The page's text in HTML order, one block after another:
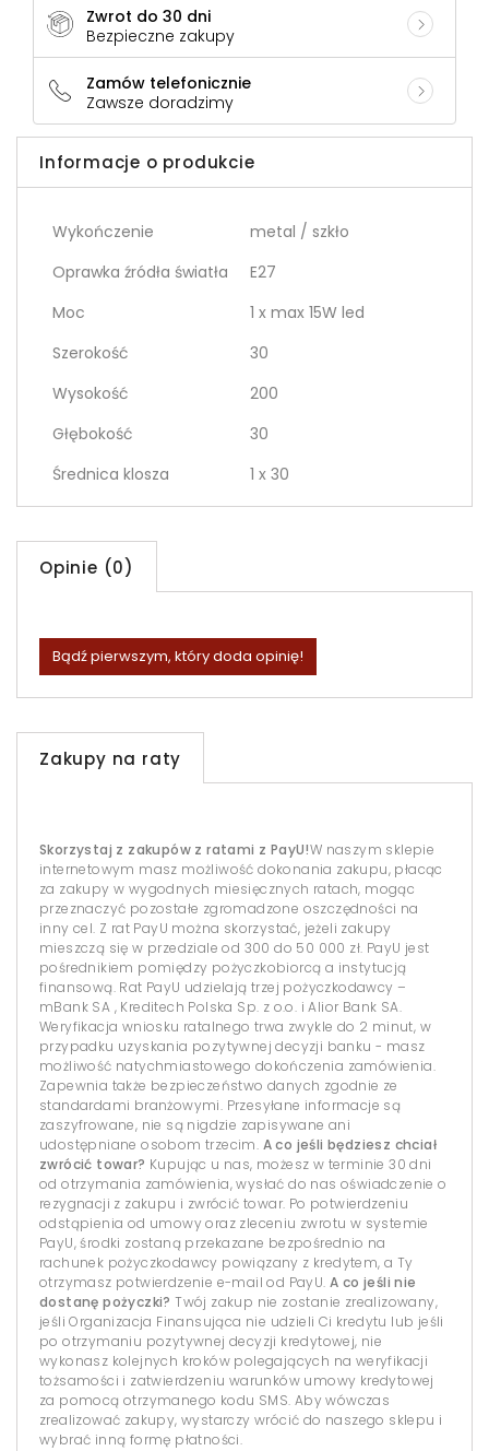
Zwrot do 30 dni
Bezpieczne zakupy
Zamów telefonicznie
Zawsze doradzimy
Informacje o produkcie
Wykończenie
metal / szkło
Oprawka źródła światła
E27
Moc
1 x max 15W led
Szerokość
30
Wysokość
200
Głębokość
30
Średnica klosza
1 x 30
Opinie (0)
Bądź pierwszym, który doda opinię!
Zakupy na raty
Skorzystaj z zakupów z ratami z PayU!W naszym sklepie
internetowym masz możliwość dokonania zakupu, płacąc
za zakupy w wygodnych miesięcznych ratach, mogąc
przeznaczyć pozostałe zgromadzone oszczędności na
inny cel. Z rat PayU można skorzystać, jeżeli zakupy
mieszczą się w przedziale od 300 do 50 000 zł. PayU jest
pośrednikiem pomiędzy pożyczkobiorcą a instytucją
finansową. Rat PayU udzielają trzej pożyczkodawcy –
mBank SA , Kreditech Polska Sp. z o.o. i Alior Bank SA.
Weryfikacja wniosku ratalnego trwa zwykle do 2 minut, w
przypadku uzyskania pozytywnej decyzji banku - masz
możliwość natychmiastowego dokończenia zamówienia.
Zapewnia także bezpieczeństwo danych zgodnie ze
standardami branżowymi. Przesyłane informacje są
zaszyfrowane, nie są nigdzie zapisywane ani
udostępniane osobom trzecim. A co jeśli będziesz chciał
zwrócić towar? Kupując u nas, możesz w terminie 30 dni
od otrzymania zamówienia, wysłać do nas oświadczenie o
rezygnacji z zakupu i zwrócić towar. Po potwierdzeniu
odstąpienia od umowy oraz zleceniu zwrotu w systemie
PayU, środki zostaną przekazane bezpośrednio na
rachunek pożyczkodawcy powiązany z kredytem, a Ty
otrzymasz potwierdzenie e-mail od PayU. A co jeśli nie
dostanę pożyczki? Twój zakup nie zostanie zrealizowany,
jeśli Organizacja Finansująca nie udzieli Ci kredytu lub jeśli
po otrzymaniu pozytywnej decyzji kredytowej, nie
wykonasz kolejnych kroków polegających na weryfikacji
tożsamości i zatwierdzeniu warunków umowy kredytowej
za pomocą otrzymanego kodu SMS. Aby wówczas
zrealizować zakupy, wystarczy wrócić do naszego sklepu i
wybrać inną formę płatności.